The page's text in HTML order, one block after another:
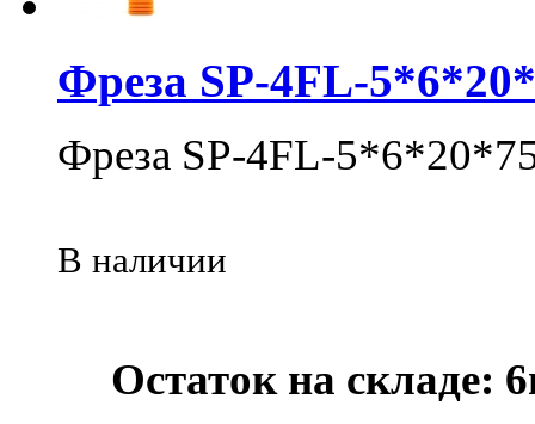
Фреза SP-4FL-
Фреза SP-4FL-
В наличии
Остаток на складе: